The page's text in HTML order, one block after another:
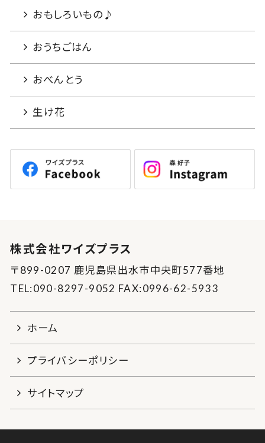
おもしろいもの♪
おうちごはん
おべんとう
生け花
株式会社ワイズプラス
〒899-0207 鹿児島県出水市中央町577番地
TEL:090-8297-9052 FAX:0996-62-5933
ホーム
プライバシーポリシー
サイトマップ